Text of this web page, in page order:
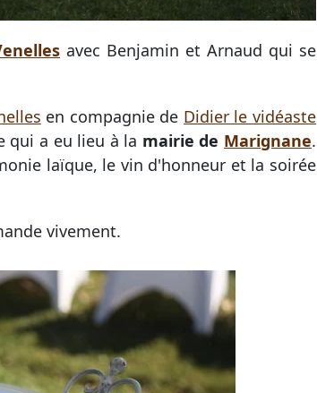
avec Benjamin et Arnaud qui se
en compagnie de Didier le vidéaste
qui a eu lieu à la mairie de Marignane.
laïque, le vin d'honneur et la soirée
vivement.